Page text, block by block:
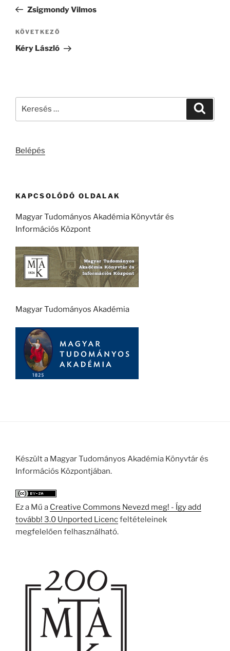
bejegyzés
Zsigmondy Vilmos
Következő
bejegyzés
KÖVETKEZŐ
Kéry László
Belépés
KAPCSOLÓDÓ OLDALAK
Magyar Tudományos Akadémia Könyvtár és
Információs Központ
Magyar Tudományos Akadémia
Készült a Magyar Tudományos Akadémia Könyvtár és
Információs Központjában.
Ez a Mű a Creative Commons Nevezd meg! - Így add
tovább! 3.0 Unported Licencfeltételeinek
megfelelően felhasználható.